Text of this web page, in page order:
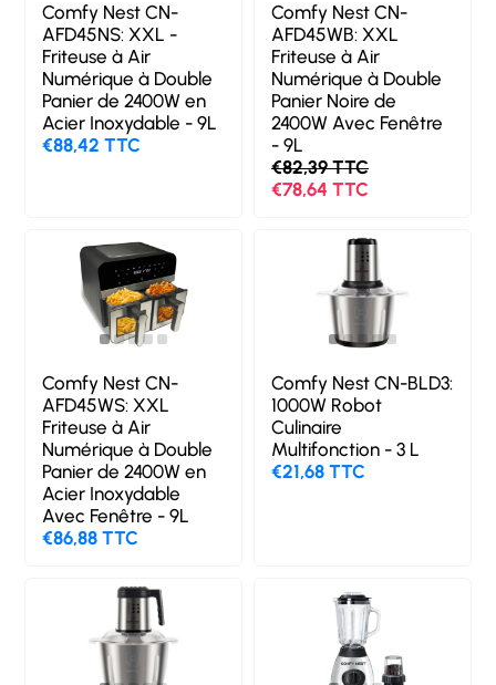
Comfy Nest CN-
AFD45NS: XXL -
Friteuse à Air
Numérique à Double
Panier de 2400W en
Acier Inoxydable - 9L
€88,42 TTC
Comfy Nest CN-
AFD45WB: XXL
Friteuse à Air
Numérique à Double
Panier Noire de
2400W Avec Fenêtre
- 9L
€82,39 TTC
€78,64 TTC
Comfy Nest CN-
AFD45WS: XXL
Friteuse à Air
Numérique à Double
Panier de 2400W en
Acier Inoxydable
Avec Fenêtre - 9L
€86,88 TTC
Comfy Nest CN-BLD3:
1000W Robot
Culinaire
Multifonction - 3 L
€21,68 TTC